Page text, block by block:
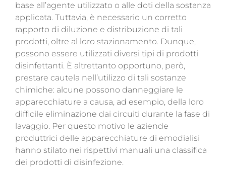
base all’agente utilizzato o alle doti della sostanza
applicata. Tuttavia, è necessario un corretto
rapporto di diluzione e distribuzione di tali
prodotti, oltre al loro stazionamento. Dunque,
possono essere utilizzati diversi tipi di prodotti
disinfettanti. È altrettanto opportuno, però,
prestare cautela nell’utilizzo di tali sostanze
chimiche: alcune possono danneggiare le
apparecchiature a causa, ad esempio, della loro
difficile eliminazione dai circuiti durante la fase di
lavaggio. Per questo motivo le aziende
produttrici delle apparecchiature di emodialisi
hanno stilato nei rispettivi manuali una classifica
dei prodotti di disinfezione.